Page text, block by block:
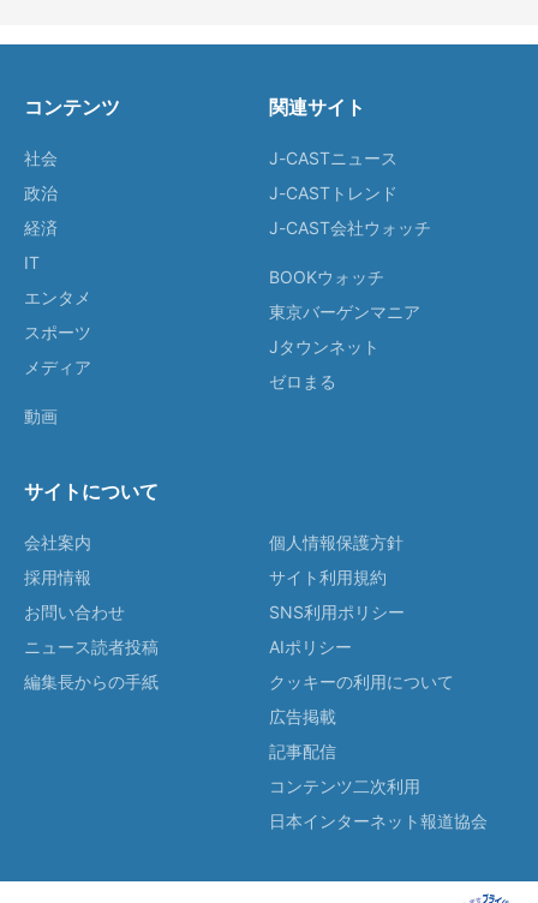
コンテンツ
社会
政治
経済
IT
エンタメ
スポーツ
メディア
動画
関連サイト
J-CASTニュース
J-CASTトレンド
J-CAST会社ウォッチ
BOOKウォッチ
東京バーゲンマニア
Jタウンネット
ゼロまる
サイトについて
会社案内
採用情報
お問い合わせ
ニュース読者投稿
編集長からの手紙
個人情報保護方針
サイト利用規約
SNS利用ポリシー
AIポリシー
クッキーの利用について
広告掲載
記事配信
コンテンツ二次利用
日本インターネット報道協会